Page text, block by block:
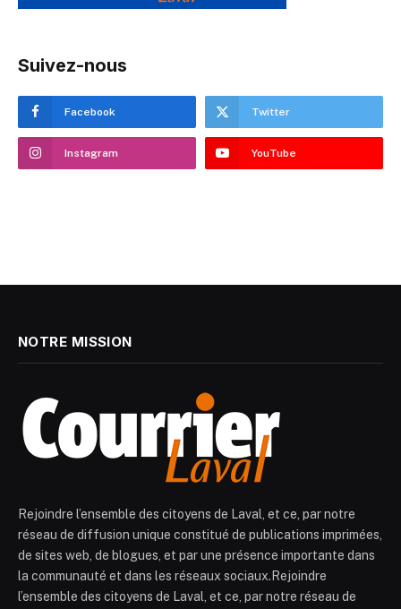
Suivez-nous
Facebook Twitter
Instagram YouTube
NOTRE MISSION
Rejoindre l’ensemble des citoyens de Laval, et ce, par notre
réseau de diffusion unique constitué de publications imprimées,
de sites web, de blogues, et par une présence importante dans
la communauté et dans les réseaux sociaux.Rejoindre
l’ensemble des citoyens de Laval, et ce, par notre réseau de